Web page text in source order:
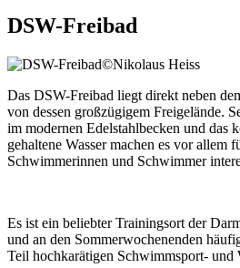
DSW-Freibad
©Nikolaus Heiss
Das DSW-Freibad liegt direkt neben
von dessen großzügigem Freigelände.
im modernen Edelstahlbecken und das
gehaltene Wasser machen es vor allem
Schwimmerinnen und Schwimmer
Es ist ein beliebter Trainingsort der
und an den Sommerwochenenden
Teil hochkarätigen Schwimmsport- und